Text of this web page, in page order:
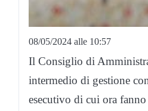
08/05/2024 alle 10:57
Il Consiglio di
intermedio di gestione
esecutivo di cui ora fanno